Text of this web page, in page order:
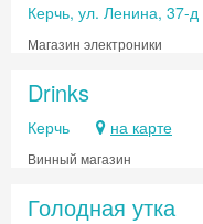
Керчь, ул. Ленина, 37-д
Магазин электроники
Drinks
Керчь на карте
Винный магазин
Голодная утка